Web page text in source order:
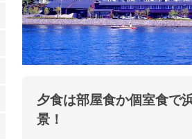
夕食は部屋食か個室食で
景！